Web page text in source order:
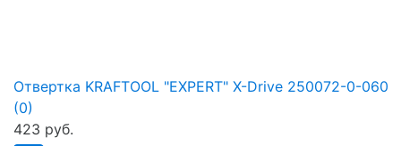
Отвертка KRAFTOOL "EXPERT" X-Drive 250072-0-060
(0)
423 руб.